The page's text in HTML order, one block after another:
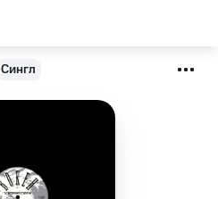
Сингл